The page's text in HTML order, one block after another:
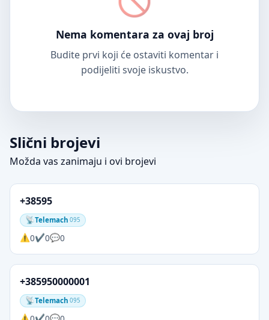
Nema komentara za ovaj broj
Budite prvi koji će ostaviti komentar i
podijeliti svoje iskustvo.
Slični brojevi
Možda vas zanimaju i ovi brojevi
+38595
Telemach 095
0 0 0
+385950000001
Telemach 095